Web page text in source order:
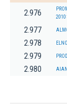
2.976
2010
2.977
2.978
2.979
2.980